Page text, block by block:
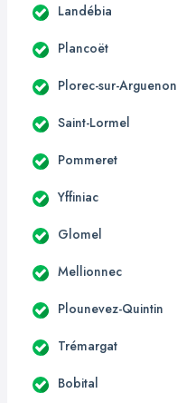
Landébia
Plancoët
Plorec-sur-Arguenon
Saint-Lormel
Pommeret
Yffiniac
Glomel
Mellionnec
Plounevez-Quintin
Trémargat
Bobital